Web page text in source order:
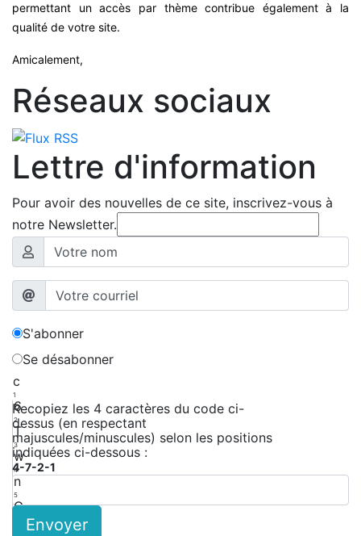
permettant un accès par thème contribue également à la
qualité de votre site.
Amicalement,
Réseaux sociaux
Lettre d'information
Pour avoir des nouvelles de ce site, inscrivez-vous à
notre Newsletter.
S'abonner
Se désabonner
c
1
6
2
T
3
w
4
n
5
G
Recopiez les 4 caractères du code ci-
dessus (en respectant
majuscules/minuscules) selon les positions
indiquées ci-dessous :
4-7-2-1
Envoyer